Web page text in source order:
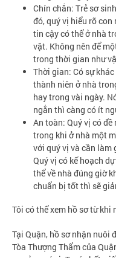
Chín chắn: Trẻ sơ
đó, quý vị hiểu rõ
tin cậy có thể ở nhà
vặt. Không nên để
trong thời gian như
Thời gian: Có sự
thành niên ở nhà
hay trong vài ngày.
ngắn thì càng có ít
An toàn: Quý vị có
trong khi ở nhà một
với quý vị và cần làm
Quý vị có kế hoạch
thể về nhà đúng giờ
chuẩn bị tốt thì sẽ
Tôi có thể xem hồ sơ từ khi
Tại Quận, hồ sơ nhận nuôi
Tòa Thượng Thẩm của